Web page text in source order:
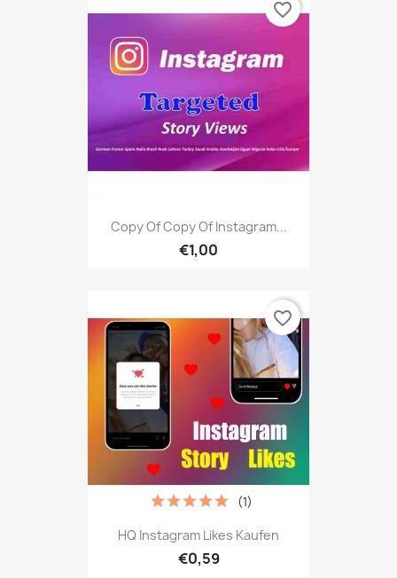
Copy Of Copy Of Instagram...
€1,00
favorite_border
HQ Instagram Likes Kaufen
€0,59
(1)
favorite_border